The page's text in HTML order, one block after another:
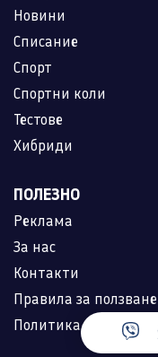
Новини
Списание
Спорт
Спортни коли
Тестове
Хибриди
ПОЛЕЗНО
Реклама
За нас
Контакти
Правила за ползване
Политика за лични